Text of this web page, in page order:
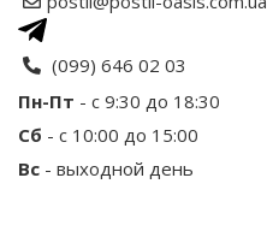
Ваш отзыв
(099) 646 02 03
Пн-Пт - с 9:30 до 18:30
Сб - с 10:00 до 15:00
Вс - выходной день